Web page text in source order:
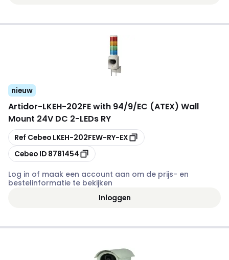
nieuw
Artidor-LKEH-202FE with 94/9/EC (ATEX) Wall
Mount 24V DC 2-LEDs RY
Kopiëren
Ref Cebeo LKEH-202FEW-RY-EX
Kopiëren
Cebeo ID 8781454
Log in of maak een account aan om de prijs- en
bestelinformatie te bekijken
Inloggen